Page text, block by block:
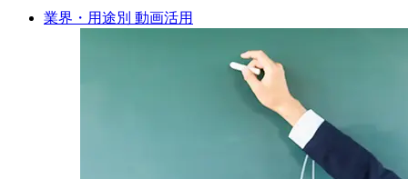
業界・用途別 動画活用